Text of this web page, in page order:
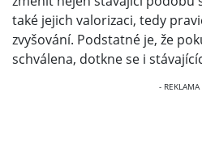
také jejich valorizaci, tedy
zvyšování. Podstatné je, že
schválena, dotkne se i